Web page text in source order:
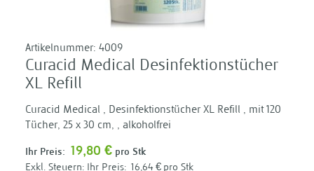
Artikelnummer: 4009
Curacid Medical Desinfektionstücher
XL Refill
Curacid Medical , Desinfektionstücher XL Refill , mit 120
Tücher, 25 x 30 cm, , alkoholfrei
Ihr Preis: 19,80 € pro Stk
Ihr Preis: 16,64 € pro Stk